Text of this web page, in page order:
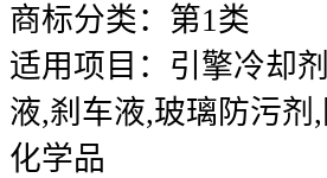
商标分类： 第1类
适用项目： 引擎冷却
液,刹车液,玻璃防污
化学品